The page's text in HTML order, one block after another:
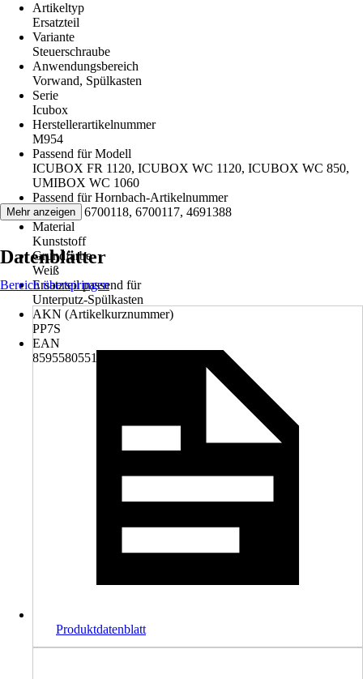
Artikeltyp
Ersatzteil
Variante
Steuerschraube
Anwendungsbereich
Vorwand, Spülkasten
Serie
Icubox
Herstellerartikelnummer
M954
Passend für Modell
ICUBOX FR 1120, ICUBOX WC 1120, ICUBOX WC 850,
UMIBOX WC 1060
Passend für Hornbach-Artikelnummer
6700125, 6700118, 6700117, 4691388
Material
Kunststoff
Grundfarbe
Weiß
Ersatzteil passend für
Unterputz-Spülkasten
AKN (Artikelkurznummer)
PP7S
EAN
8595580551155
Mehr anzeigen
Datenblätter
Bereich überspringen
Produktdatenblatt